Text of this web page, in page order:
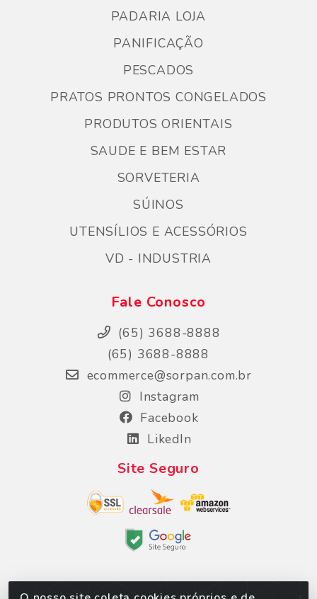
PADARIA LOJA
PANIFICAÇÃO
PESCADOS
PRATOS PRONTOS CONGELADOS
PRODUTOS ORIENTAIS
SAUDE E BEM ESTAR
SORVETERIA
SÚINOS
UTENSÍLIOS E ACESSÓRIOS
VD - INDUSTRIA
Fale Conosco
(65) 3688-8888
(65) 3688-8888
ecommerce@sorpan.com.br
Instagram
Facebook
LikedIn
Site Seguro